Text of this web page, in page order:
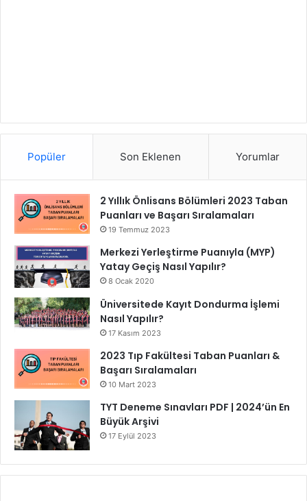
Popüler Son Eklenen Yorumlar
2 Yıllık Önlisans Bölümleri 2023 Taban
Puanları ve Başarı Sıralamaları
19 Temmuz 2023
Merkezi Yerleştirme Puanıyla (MYP)
Yatay Geçiş Nasıl Yapılır?
8 Ocak 2020
Üniversitede Kayıt Dondurma İşlemi
Nasıl Yapılır?
17 Kasım 2023
2023 Tıp Fakültesi Taban Puanları &
Başarı Sıralamaları
10 Mart 2023
TYT Deneme Sınavları PDF | 2024’ün En
Büyük Arşivi
17 Eylül 2023